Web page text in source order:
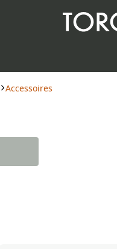
Accessoires